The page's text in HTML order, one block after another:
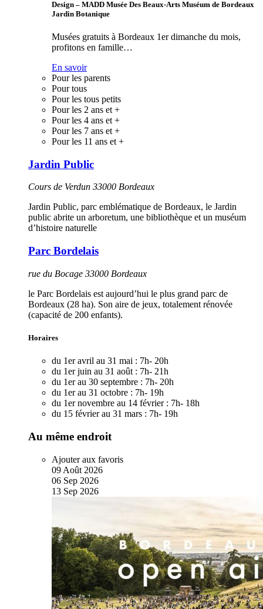
Design – MADD Musée Des Beaux-Arts Muséum de Bordeaux
Jardin Botanique
Musées gratuits à Bordeaux 1er dimanche du mois,
profitons en famille…
En savoir
Pour les parents
Pour tous
Pour les tous petits
Pour les 2 ans et +
Pour les 4 ans et +
Pour les 7 ans et +
Pour les 11 ans et +
Jardin Public
Cours de Verdun 33000 Bordeaux
Jardin Public, parc emblématique de Bordeaux, le Jardin
public abrite un arboretum, une bibliothèque et un muséum
d’histoire naturelle
Parc Bordelais
rue du Bocage 33000 Bordeaux
le Parc Bordelais est aujourd’hui le plus grand parc de
Bordeaux (28 ha). Son aire de jeux, totalement rénovée
(capacité de 200 enfants).
Horaires
du 1er avril au 31 mai : 7h- 20h
du 1er juin au 31 août : 7h- 21h
du 1er au 30 septembre : 7h- 20h
du 1er au 31 octobre : 7h- 19h
du 1er novembre au 14 février : 7h- 18h
du 15 février au 31 mars : 7h- 19h
Au même endroit
Ajouter aux favoris
09 Août 2026
06 Sep 2026
13 Sep 2026